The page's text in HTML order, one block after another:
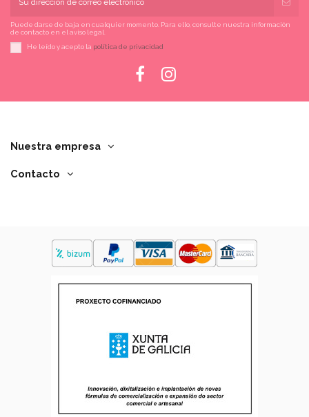
Puede darse de baja en cualquier momento. Para ello, consulte nuestra información
de contacto en el aviso legal.
He leído y acepto la política de privacidad
Nuestra empresa
Contacto